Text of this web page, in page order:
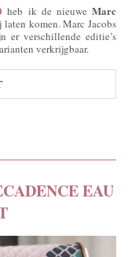
heb ik de nieuweMarc
komen. Marc Jacobs
er verschillende editie’s
verkrijgbaar.
EAU